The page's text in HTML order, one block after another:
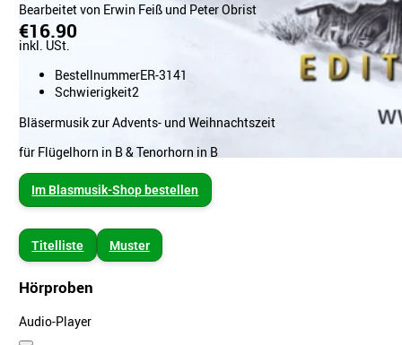
Bearbeitet von Erwin Feiß und Peter Obrist
€16.90
inkl. USt.
BestellnummerER-3141
Schwierigkeit2
Bläsermusik zur Advents- und Weihnachtszeit
für Flügelhorn in B & Tenorhorn in B
Im Blasmusik-Shop bestellen
Titelliste Muster
Hörproben
Audio-Player